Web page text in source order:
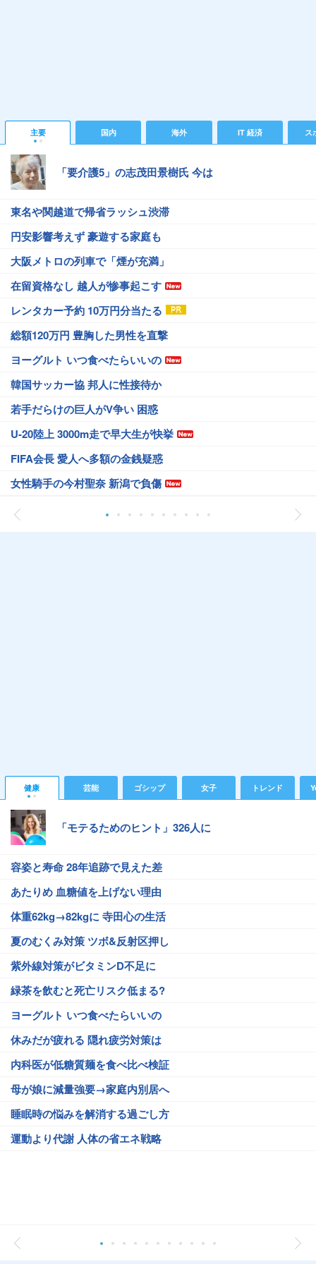
主要 国内 海外 IT 経済 ス
「要介護5」の志茂田景樹氏 今は
東名や関越道で帰省ラッシュ渋滞
円安影響考えず 豪遊する家庭も
大阪メトロの列車で「煙が充満」
在留資格なし 越人が惨事起こす
レンタカー予約 10万円分当たる
総額120万円 豊胸した男性を直撃
ヨーグルト いつ食べたらいいの
韓国サッカー協 邦人に性接待か
若手だらけの巨人がV争い 困惑
U-20陸上 3000m走で早大生が快挙
FIFA会長 愛人へ多額の金銭疑惑
女性騎手の今村聖奈 新潟で負傷
健康 芸能 ゴシップ 女子 トレンド
「モテるためのヒント」326人に
容姿と寿命 28年追跡で見えた差
あたりめ 血糖値を上げない理由
体重62kg→82kgに 寺田心の生活
夏のむくみ対策 ツボ&反射区押し
紫外線対策がビタミンD不足に
緑茶を飲むと死亡リスク低まる?
ヨーグルト いつ食べたらいいの
休みだが疲れる 隠れ疲労対策は
内科医が低糖質麺を食べ比べ検証
母が娘に減量強要→家庭内別居へ
睡眠時の悩みを解消する過ごし方
運動より代謝 人体の省エネ戦略